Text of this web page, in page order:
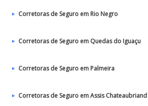
Corretoras de Seguro em Rio Negro
Corretoras de Seguro em Quedas do Iguaçu
Corretoras de Seguro em Palmeira
Corretoras de Seguro em Assis Chateaubriand